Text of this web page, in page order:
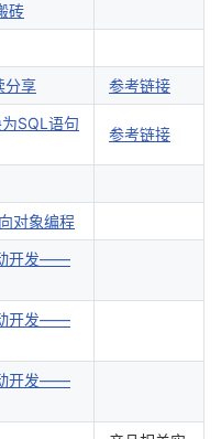
砖
分享 参考链接
SQL语句
参考链接
对象编程
开发——
开发——
开发——